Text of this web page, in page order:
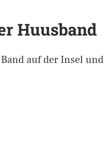
Huusband
auf der Insel und